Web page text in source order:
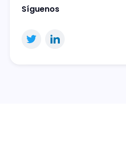
Síguenos